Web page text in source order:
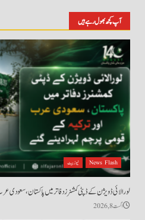
آپ کچھ بھول رہے ہیں
News Flash نیوز بیٹ
لورالائی ڈویژن کے ڈپٹی کمشنرز دفاتر میں پاکستان، سعودی
اگست 8, 2026